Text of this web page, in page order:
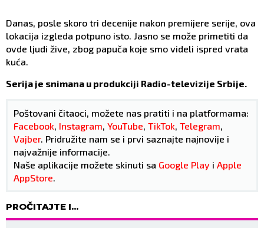
Danas, posle skoro tri decenije nakon premijere serije, ova
lokacija izgleda potpuno isto. Jasno se može primetiti da
ovde ljudi žive, zbog papuča koje smo videli ispred vrata
kuća.
Serija je snimana u produkciji Radio-televizije Srbije.
Poštovani čitaoci, možete nas pratiti i na platformama:
Facebook Instagram YouTube TikTok Telegram
Vajber. Pridružite nam se i prvi saznajte najnovije i
najvažnije informacije.
Naše aplikacije možete skinuti sa Google Play i Apple
AppStore
PROČITAJTE I...